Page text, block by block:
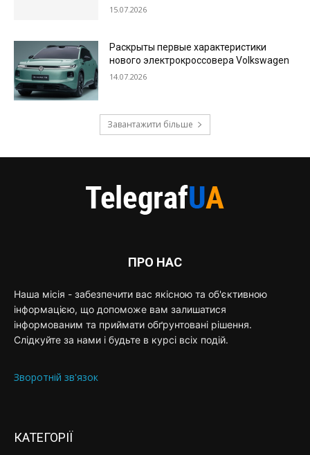
15.07.2026
Раскрыты первые характеристики
нового электрокроссовера Volkswagen
14.07.2026
Завантажити більше
ПРО НАС
Наша місія - забезпечити вас якісною та об'єктивною
інформацією, що допоможе вам залишатися
інформованим та приймати обґрунтовані рішення.
Слідкуйте за нами і будьте в курсі всіх подій.
Зворотній зв'язок
КАТЕГОРІЇ